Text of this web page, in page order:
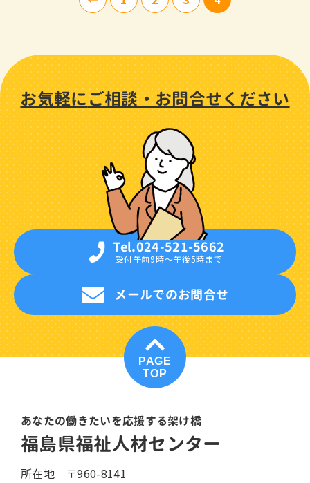
お気軽にご相談・お問合せください
Tel.024-521-5662
受付午前9時〜午後5時まで
メールでのお問合せ
PAGE
TOP
あなたの働きたいを応援する架け橋
福島県福祉人材センター
所在地
〒960-8141